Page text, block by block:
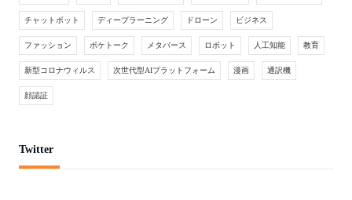
チャットボット ディープラーニング ドローン ビジネス
ファッション ポケトーク メタバース ロボット 人工知能 教育
新型コロナウィルス 次世代型AIプラットフォーム 漫画 通訳機
顔認証
Twitter